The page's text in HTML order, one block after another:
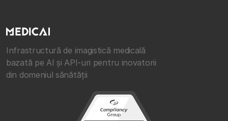
Infrastructură de imagistică medicală
bazată pe AI și API-uri pentru inovatorii
din domeniul sănătății